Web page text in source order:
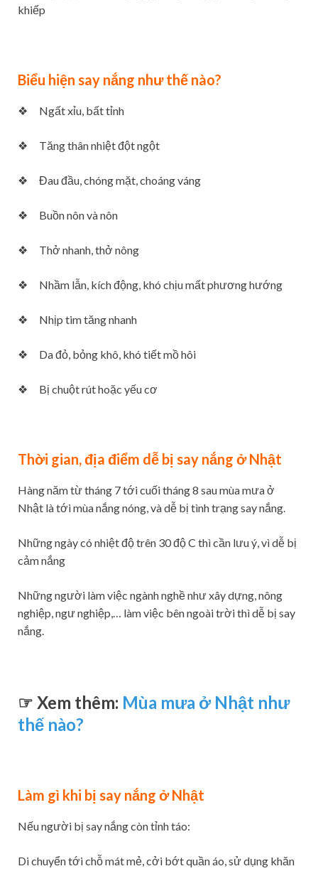
khiếp
Biểu hiện say nắng như thế nào?
❖ Ngất xỉu, bất tỉnh
❖ Tăng thân nhiệt đột ngột
❖ Đau đầu, chóng mặt, choáng váng
❖ Buồn nôn và nôn
❖ Thở nhanh, thở nông
❖ Nhầm lẫn, kích động, khó chịu mất phương hướng
❖ Nhịp tim tăng nhanh
❖ Da đỏ, bỏng khô, khó tiết mồ hôi
❖ Bị chuột rút hoặc yếu cơ
Thời gian, địa điểm dễ bị say nắng ở Nhật
Hàng năm từ tháng 7 tới cuối tháng 8 sau mùa mưa ở
Nhật là tới mùa nắng nóng, và dễ bị tình trạng say nắng.
Những ngày có nhiệt độ trên 30 độ C thì cần lưu ý, vì dễ bị
cảm nắng
Những người làm việc ngành nghề như xây dựng, nông
nghiệp, ngư nghiệp,… làm việc bên ngoài trời thì dễ bị say
nắng.
☞ Xem thêm: Mùa mưa ở Nhật như
thế nào?
Làm gì khi bị say nắng ở Nhật
Nếu người bị say nắng còn tỉnh táo:
Di chuyển tới chỗ mát mẻ, cởi bớt quần áo, sử dụng khăn